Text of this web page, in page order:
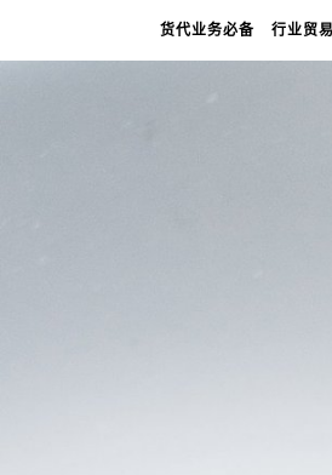
货代业务必备 行业贸